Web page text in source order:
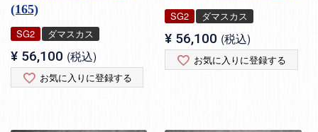
(165)
SG2 ダマスカス
¥ 56,100 税込
お気に入りに登録する
SG2 ダマスカス
¥ 56,100 税込
お気に入りに登録する